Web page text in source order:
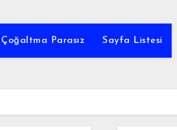
Parasız Sayfa Listesi